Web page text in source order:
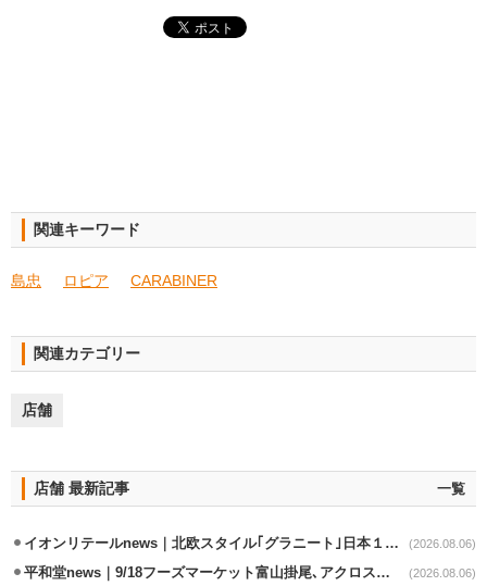
関連キーワード
島忠 ロピア CARABINER
関連カテゴリー
店舗
店舗 最新記事 一覧
イオンリテールnews｜北欧スタイル｢グラニート｣日本１号店を自由が丘に開業 (2026.08.06)
平和堂news｜9/18フーズマーケット富山掛尾､アクロスプラザ内に出店 (2026.08.06)